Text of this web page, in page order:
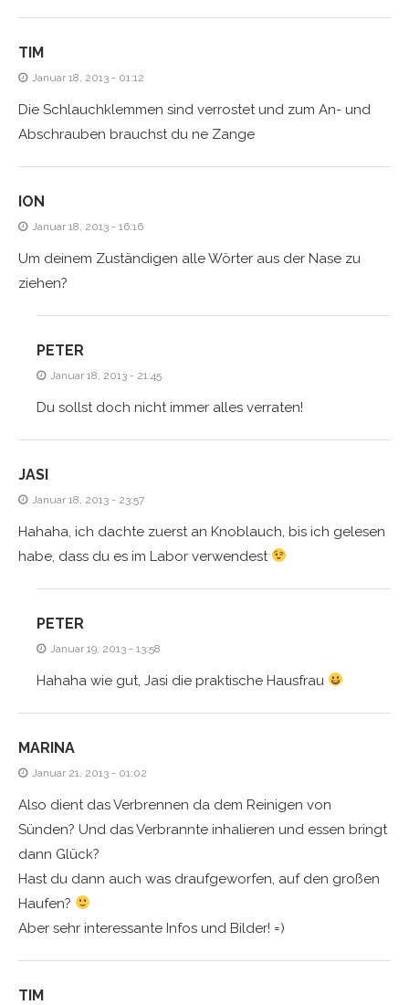
TIM
Januar 18, 2013 - 01:12
Die Schlauchklemmen sind verrostet und zum An- und
Abschrauben brauchst du ne Zange
ION
Januar 18, 2013 - 16:16
Um deinem Zuständigen alle Wörter aus der Nase zu
ziehen?
PETER
Januar 18, 2013 - 21:45
Du sollst doch nicht immer alles verraten!
JASI
Januar 18, 2013 - 23:57
Hahaha, ich dachte zuerst an Knoblauch, bis ich gelesen
habe, dass du es im Labor verwendest
PETER
Januar 19, 2013 - 13:58
Hahaha wie gut, Jasi die praktische Hausfrau
MARINA
Januar 21, 2013 - 01:02
Also dient das Verbrennen da dem Reinigen von
Sünden? Und das Verbrannte inhalieren und essen bringt
dann Glück?
Hast du dann auch was draufgeworfen, auf den großen
Haufen?
Aber sehr interessante Infos und Bilder! =)
TIM